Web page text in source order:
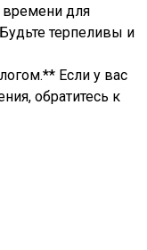
времени для
терпеливы и
Если у вас
обратитесь к